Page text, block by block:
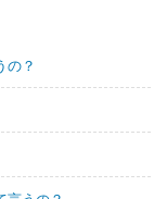
の？